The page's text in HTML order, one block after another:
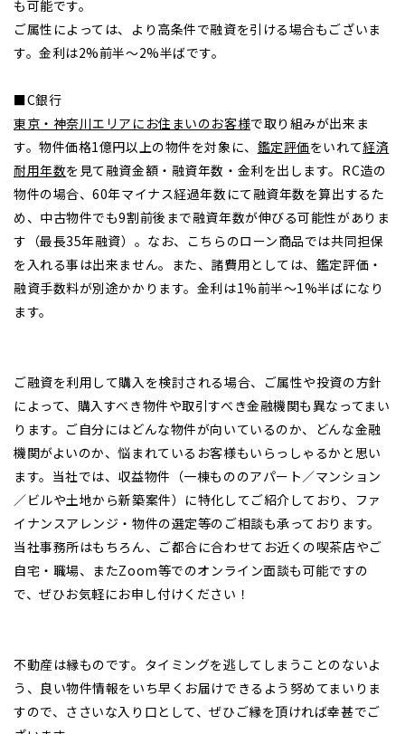
も可能です。
ご属性によっては、より高条件で融資を引ける場合もございま
す。金利は2%前半～2%半ばです。
■C銀行
東京・神奈川エリアにお住まいのお客様で取り組みが出来ま
す。物件価格1億円以上の物件を対象に、 鑑定評価をいれて経済
耐用年数を見て融資金額・融資年数・金利を出します。RC造の
物件の場合、60年マイナス経過年数にて融資年数を算出するた
め、中古物件でも9割前後まで融資年数が伸びる可能性がありま
す（最長35年融資）。なお、こちらのローン商品では共同担保
を入れる事は出来ません。また、諸費用としては、鑑定評価・
融資手数料が別途かかります。金利は1%前半～1%半ばになり
ます。
ご融資を利用して購入を検討される場合、ご属性や投資の方針
によって、購入すべき物件や取引すべき金融機関も異なってまい
ります。ご自分にはどんな物件が向いているのか、どんな金融
機関がよいのか、悩まれているお客様もいらっしゃるかと思い
ます。当社では、収益物件（一棟もののアパート／マンション
／ビルや土地から新築案件）に特化してご紹介しており、ファ
イナンスアレンジ・物件の選定等のご相談も承っております。
当社事務所はもちろん、ご都合に合わせてお近くの喫茶店やご
自宅・職場、またZoom等でのオンライン面談も可能ですの
で、ぜひお気軽にお申し付けください！
不動産は縁ものです。タイミングを逃してしまうことのないよ
う、良い物件情報をいち早くお届けできるよう努めてまいりま
すので、ささいな入り口として、ぜひご縁を頂ければ幸甚でご